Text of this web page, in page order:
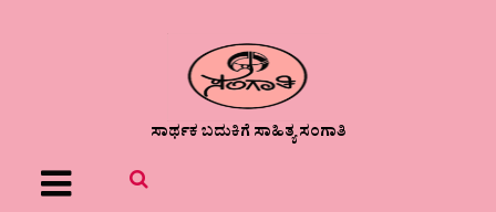
ಸಾರ್ಥಕ ಬದುಕಿಗೆ ಸಾಹಿತ್ಯ ಸಂಗಾತಿ
Menu